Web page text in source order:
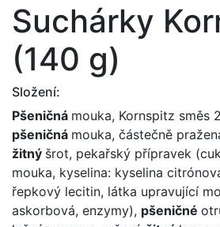
Suchárky
(140 g)
Složení:
Pšeničná mouka, Kornspitz směs
pšeničná mouka, částečně
žitný šrot, pekařský přípravek
mouka, kyselina: kyselina
řepkový lecitin, látka upravující
askorbová, enzymy), pšeničné